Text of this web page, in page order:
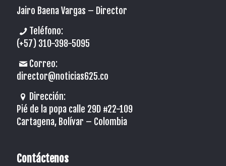
Jairo Baena Vargas – Director
Teléfono:
(+57) 310-398-5095
Correo:
director@noticias625.co
Dirección:
Pié de la popa calle 29D #22-109
Cartagena, Bolívar – Colombia
Contáctenos